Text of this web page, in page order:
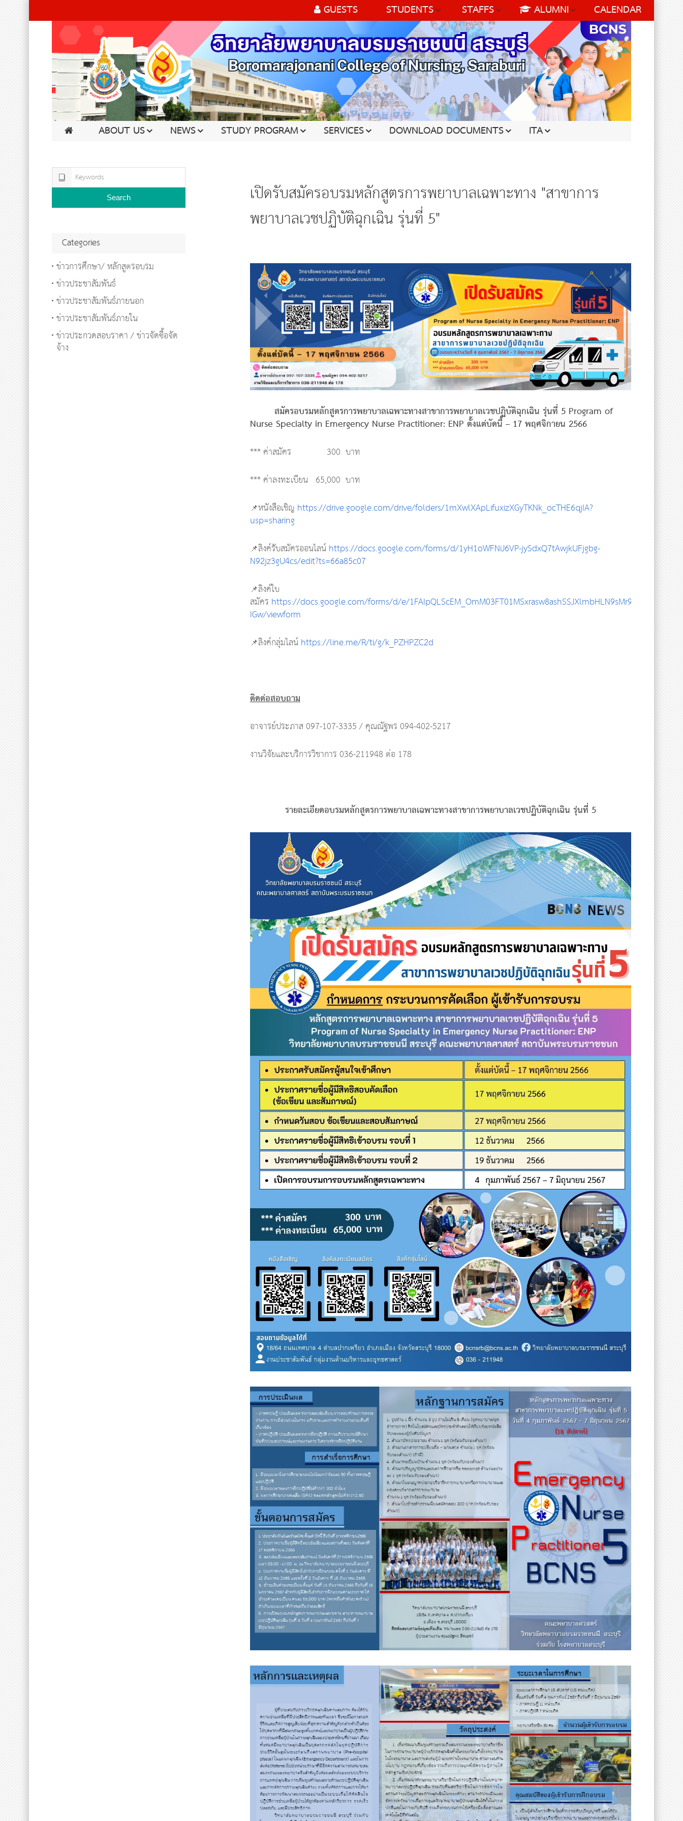
GUESTS STUDENTS STAFFS ALUMNI CALENDAR
ABOUT US NEWS STUDY PROGRAM SERVICES DOWNLOAD DOCUMENTS ITA
เปิดรับสมัครอบรมหลักสูตรการพยาบาลเฉพาะทาง "สาขาการ
พยาบาลเวชปฏิบัติฉุกเฉิน รุ่นที่ 5"
สมัครอบรมหลักสูตรการพยาบาลเฉพาะทางสาขาการพยาบาลเวชปฏิบัติฉุกเฉิน รุ่นที่ 5 Program of
Nurse Specialty in Emergency Nurse Practitioner: ENP ตั้งแต่บัดนี้ – 17 พฤศจิกายน 2566
*** ค่าสมัคร 300 บาท
*** ค่าลงทะเบียน 65,000 บาท
📌หนังสือเชิญ https://drive.google.com/drive/folders/1mXwlXApLifuxizXGyTKNk_ocTHE6qjIA?
usp=sharing
📌ลิงค์รับสมัครออนไลน์https://docs.google.com/forms/d/1yH1oWFNiJ6VP-jySdxQ7tAwjkUFjgbg-
N92jz3gU4cs/edit?ts=66a85c07
📌ลิงค์ใบ
สมัคร https://docs.google.com/forms/d/e/1FAIpQLScEM_OmM03FT01MSxrasw8ashSSJXlmbHLN9sMr9orQjm-
IGw/viewform
📌ลิงค์กลุ่มไลน์https://line.me/R/ti/g/k_PZHPZC2d
ติดต่อสอบถาม
อาจารย์ประภาส 097-107-3335 / คุณณัฐพร 094-402-5217
งานวิจัยและบริการวิชาการ 036-211948 ต่อ 178
รายละเอียดอบรมหลักสูตรการพยาบาลเฉพาะทางสาขาการพยาบาลเวชปฏิบัติฉุกเฉิน รุ่นที่ 5
Search
Categories
ข่าวการศึกษา/ หลักสูตรอบรม
ข่าวประชาสัมพันธ์
ข่าวประชาสัมพันธ์ภายนอก
ข่าวประชาสัมพันธ์ภายใน
ข่าวประกวดสอบราคา / ข่าวจัดซื้อจัด
จ้าง